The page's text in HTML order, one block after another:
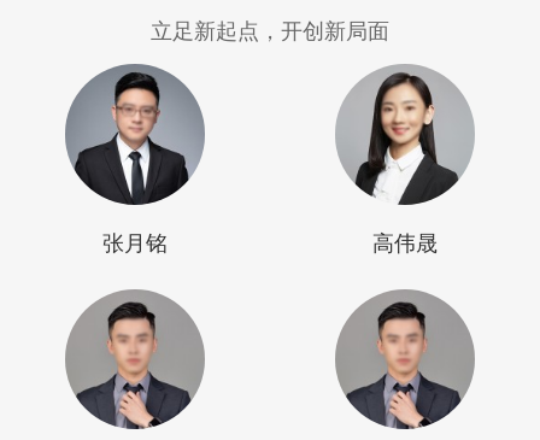
立足新起点，开创新局面
张月铭 高伟晟